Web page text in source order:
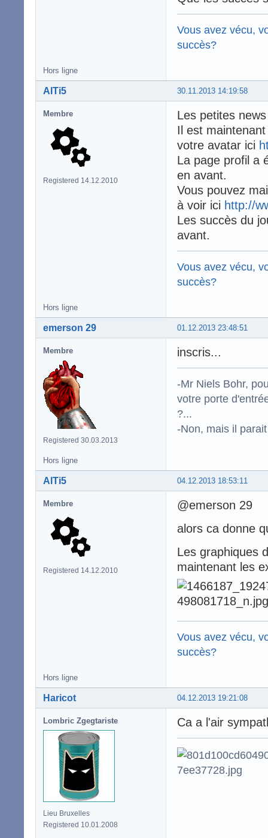
Vous avez vécu,
succès?
Hors ligne
30.11.2013 14:19:58
AlTi5
Membre
Registered 14.12.2010
Les petites
Il est
votre avatar ici
La page profil a
en avant.
Vous pouvez
à voir ici http://
Les succès du
avant.
Vous avez vécu,
succès?
Hors ligne
01.12.2013 23:48:51
emerson 29
Membre
Registered 30.03.2013
inscris...
-Mr Niels Bohr,
votre porte
?...
-Non, mais il
Hors ligne
04.12.2013 18:53:11
AlTi5
Membre
Registered 14.12.2010
@emerson 29
alors ca donne
Les graphiques
maintenant les
Vous avez vécu,
succès?
Hors ligne
04.12.2013 19:21:08
Haricot
Lombric Zgegtariste
Lieu Bruxelles
Registered 10.01.2008
Ca a l'air